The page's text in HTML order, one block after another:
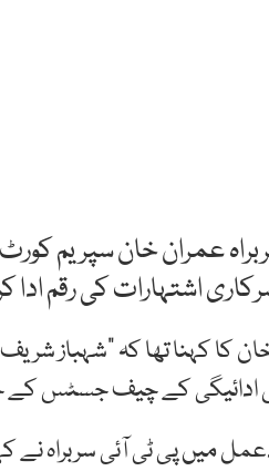
عمران خان سپریم
اشتہارات کی رقم ادا
کا کہنا تھا کہ “شہباز
ادائیگی کے چیف جسٹس کے
میں پی ٹی آئی سربراہ نے